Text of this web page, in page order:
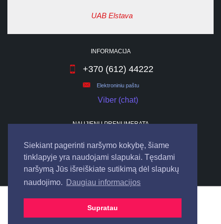
Siekiant pagerinti naršymo kokybę, šiame
tinklapyje yra naudojami slapukai. Tęsdami
naršymą Jūs išreiškiate sutikimą dėl slapukų
naudojimo. Daugiau informacijos
Supratau
UAB Elstava
INFORMACIJA
+370 (612) 44222
Elektroniniu paštu
Viber (chat)
NAUJIENŲ PRENUMERATA
UAB "ELSTAVA". Visos teisės saugomos.
Bendraukime internete: